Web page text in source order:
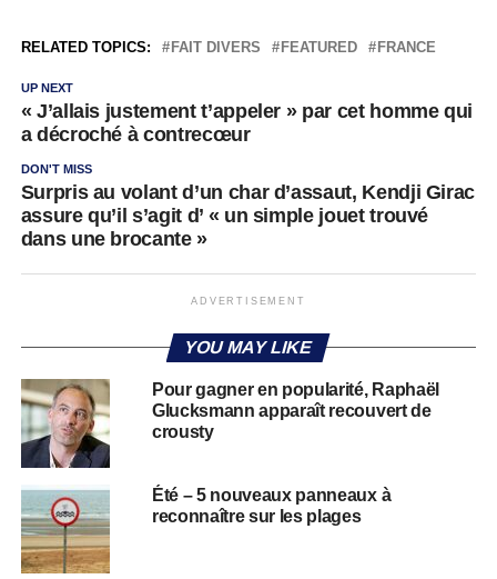
RELATED TOPICS: FAIT DIVERS FEATURED FRANCE
UP NEXT
« J’allais justement t’appeler » par cet homme qui
a décroché à contrecœur
DON'T MISS
Surpris au volant d’un char d’assaut, Kendji Girac
assure qu’il s’agit d’ « un simple jouet trouvé
dans une brocante »
ADVERTISEMENT
YOU MAY LIKE
Pour gagner en popularité, Raphaël
Glucksmann apparaît recouvert de
crousty
Été – 5 nouveaux panneaux à
reconnaître sur les plages